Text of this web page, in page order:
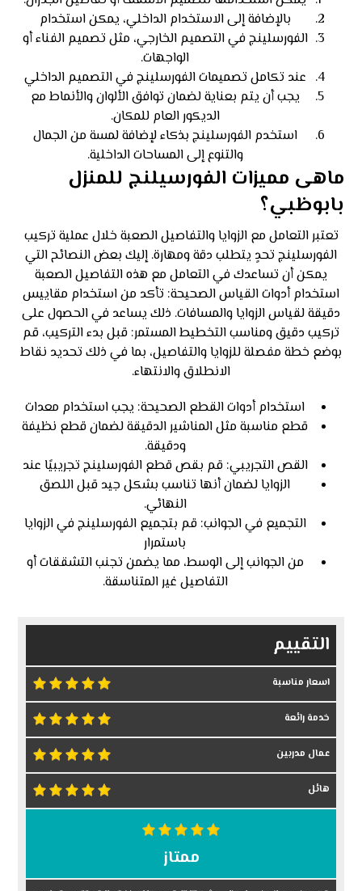
بالإضافة إلى الاستخدام الداخلي، يمكن استخدام
الفورسلينج في التصميم الخارجي، مثل تصميم الفناء أو
الواجهات.
عند تكامل تصميمات الفورسلينج في التصميم الداخلي
يجب أن يتم بعناية لضمان توافق الألوان والأنماط مع
الديكور العام للمكان.
استخدم الفورسلينج بذكاء لإضافة لمسة من الجمال
والتنوع إلى المساحات الداخلية.
ماهى مميزات الفورسيلنج للمنزل
بابوظبي؟
تعتبر التعامل مع الزوايا والتفاصيل الصعبة خلال عملية تركيب
الفورسلينج تحدٍ يتطلب دقة ومهارة. إليك بعض النصائح التي
يمكن أن تساعدك في التعامل مع هذه التفاصيل الصعبة
استخدام أدوات القياس الصحيحة: تأكد من استخدام مقاييس
دقيقة لقياس الزوايا والمسافات. ذلك يساعد في الحصول على
تركيب دقيق ومناسب التخطيط المستمر: قبل بدء التركيب، قم
بوضع خطة مفصلة للزوايا والتفاصيل، بما في ذلك تحديد نقاط
الانطلاق والانتهاء.
استخدام أدوات القطع الصحيحة: يجب استخدام معدات
قطع مناسبة مثل المناشير الدقيقة لضمان قطع نظيفة
ودقيقة.
القص التجريبي: قم بقص قطع الفورسلينج تجريبيًا عند
الزوايا لضمان أنها تناسب بشكل جيد قبل اللصق
النهائي.
التجميع في الجوانب: قم بتجميع الفورسلينج في الزوايا
باستمرار
من الجوانب إلى الوسط، مما يضمن تجنب التشققات أو
التفاصيل غير المتناسقة.
التقييم
اسعار مناسبة
خدمة رائعة
عمال مدربين
هائل
ممتاز